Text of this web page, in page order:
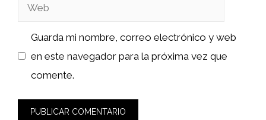
Web
Guarda mi nombre, correo electrónico y web
en este navegador para la próxima vez que
comente.